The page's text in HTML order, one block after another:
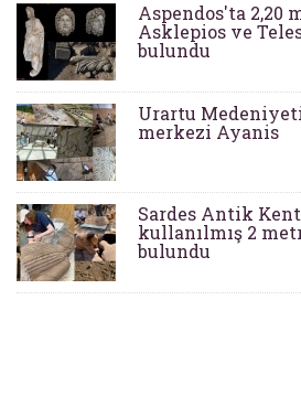
Aspendos'ta 2,20
Asklepios ve
bulundu
Urartu
merkezi Ayanis
Sardes Antik
kullanılmış 2
bulundu